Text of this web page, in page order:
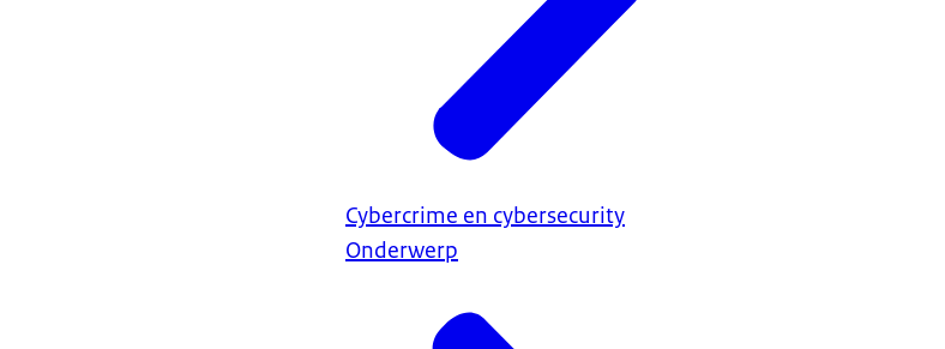
Cybercrime en cybersecurity
Onderwerp